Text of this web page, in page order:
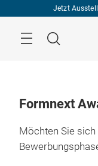
Jetzt
Suche
Formnext
Möchten Sie